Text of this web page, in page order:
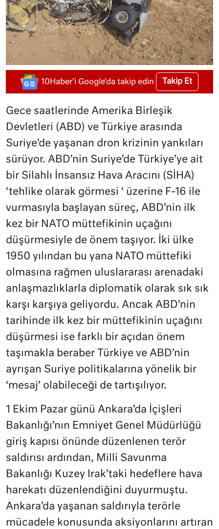
10Haber'i Google'da takip edin Takip Et
Gece saatlerinde Amerika Birleşik
Devletleri (ABD) ve Türkiye arasında
Suriye’de yaşanan dron krizinin yankıları
sürüyor. ABD’nin Suriye’de Türkiye’ye ait
bir Silahlı İnsansız Hava Aracını (SİHA)
‘tehlike olarak görmesi ‘ üzerine F-16 ile
vurmasıyla başlayan süreç, ABD’nin ilk
kez bir NATO müttefikinin uçağını
düşürmesiyle de önem taşıyor. İki ülke
1950 yılından bu yana NATO müttefiki
olmasına rağmen uluslararası arenadaki
anlaşmazlıklarla diplomatik olarak sık sık
karşı karşıya geliyordu. Ancak ABD’nin
tarihinde ilk kez bir müttefikinin uçağını
düşürmesi ise farklı bir açıdan önem
taşımakla beraber Türkiye ve ABD’nin
ayrışan Suriye politikalarına yönelik bir
‘mesaj’ olabileceği de tartışılıyor.
1 Ekim Pazar günü Ankara’da İçişleri
Bakanlığı’nın Emniyet Genel Müdürlüğü
giriş kapısı önünde düzenlenen terör
saldırısı ardından, Milli Savunma
Bakanlığı Kuzey Irak’taki hedeflere hava
harekatı düzenlendiğini duyurmuştu.
Ankara’da yaşanan saldırıyla terörle
mücadele konusunda aksiyonlarını artıran